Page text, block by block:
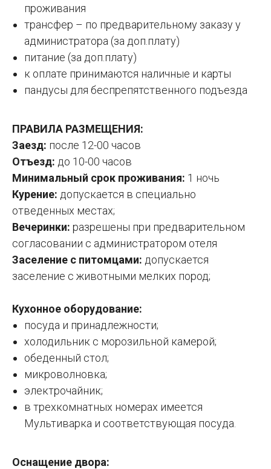
проживания
трансфер – по предварительному заказу у
администратора (за доп.плату)
питание (за доп.плату)
к оплате принимаются наличные и карты
пандусы для беспрепятственного подъезда
ПРАВИЛА РАЗМЕЩЕНИЯ:
Заезд: после 12-00 часов
Отъезд: до 10-00 часов
Минимальный срок проживания: 1 ночь
Курение: допускается в специально
отведенных местах;
Вечеринки: разрешены при предварительном
согласовании с администратором отеля
Заселение с питомцами: допускается
заселение с животными мелких пород;
Кухонное оборудование:
посуда и принадлежности;
холодильник с морозильной камерой;
обеденный стол;
микроволновка;
электрочайник;
в трехкомнатных номерах имеется
Мультиварка и соответствующая посуда.
Оснащение двора: